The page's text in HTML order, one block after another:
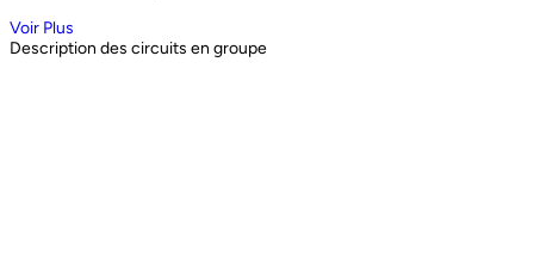
Voir Plus
Description des circuits en groupe